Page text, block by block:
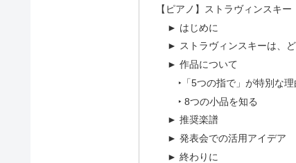
【ピアノ】ストラヴィンスキ
► はじめに
► ストラヴィンスキーは、
► 作品について
‣「5つの指で」が特別な理
‣ 8つの小品を知る
► 推奨楽譜
► 発表会での活用アイデア
► 終わりに